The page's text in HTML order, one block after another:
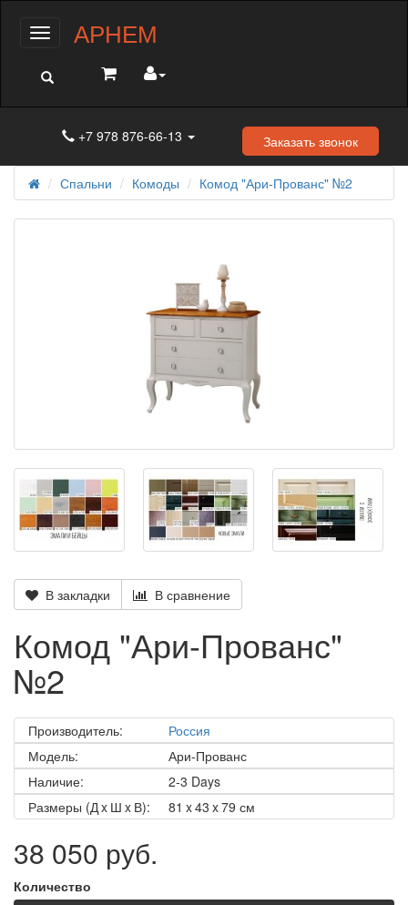
МенюАРНЕМ
+7 978 876-66-13 Заказать звонок
Спальни Комоды Комод "Ари-Прованс" №2
В закладки В сравнение
Комод "Ари-Прованс"
№2
Производитель:
Россия
Модель:
Ари-Прованс
Наличие:
2-3 Days
Размеры (Д x Ш x В):
81 x 43 x 79 см
38 050 руб.
Количество